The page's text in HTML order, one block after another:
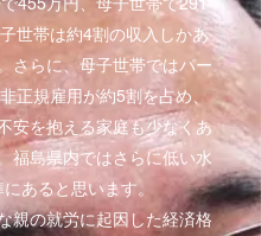
世帯は約4割の収入しかあ
さらに、母子世帯ではパー
正規雇用が約5割を占め、
安を抱える家庭も少なくあ
福島県内ではさらに低い水
にあると思います。
親の就労に起因した経済格